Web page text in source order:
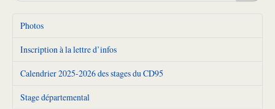
Photos
Inscription à la lettre d’infos
Calendrier 2025-2026 des stages du CD95
Stage départemental